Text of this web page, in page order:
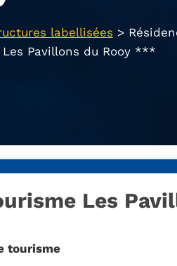
labellisées >
Les Pavillons du Rooy ***
Les
tourisme